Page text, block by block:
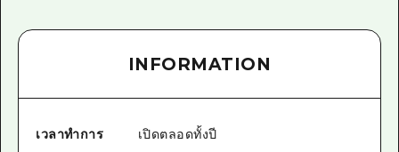
INFORMATION
เวลาทำการ เปิดตลอดทั้งปี